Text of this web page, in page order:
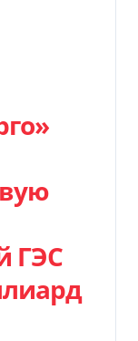
ГЭС